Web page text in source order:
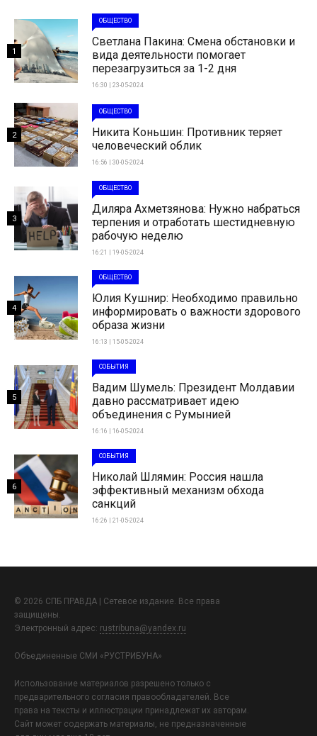
ОБЩЕСТВО
Светлана Пакина: Смена обстановки и
вида деятельности помогает
перезагрузиться за 1-2 дня
16:30 | 23-05-2024
1
ОБЩЕСТВО
Никита Коньшин: Противник теряет
человеческий облик
16:56 | 30-05-2024
2
ОБЩЕСТВО
Диляра Ахметзянова: Нужно набраться
терпения и отработать шестидневную
рабочую неделю
16:21 | 19-05-2024
3
ОБЩЕСТВО
Юлия Кушнир: Необходимо правильно
информировать о важности здорового
образа жизни
16:13 | 15-05-2024
4
СОБЫТИЯ
Вадим Шумель: Президент Молдавии
давно рассматривает идею
объединения с Румынией
16:16 | 16-05-2024
5
СОБЫТИЯ
Николай Шлямин: Россия нашла
эффективный механизм обхода
санкций
16:26 | 21-05-2024
6
© 2026 СПБ ПРАВДА | Сетевое издание. Все права
защищены.
Электронный адрес: rustribuna@yandex.ru
Объединенные СМИ «РУСТРИБУНА»
Использование материалов разрешено только с
предварительного согласия правообладателей. Все
права на тексты и иллюстрации принадлежат их авторам.
Сайт может содержать материалы, не предназначенные